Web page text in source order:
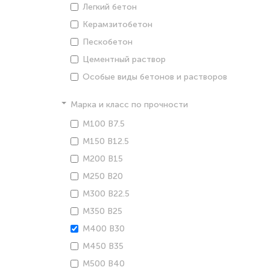
Легкий бетон
Керамзитобетон
Пескобетон
Цементный раствор
Особые виды бетонов и растворов
Марка и класс по прочности
М100 В7.5
М150 В12.5
М200 В15
М250 В20
М300 В22.5
М350 В25
М400 В30
М450 В35
М500 В40